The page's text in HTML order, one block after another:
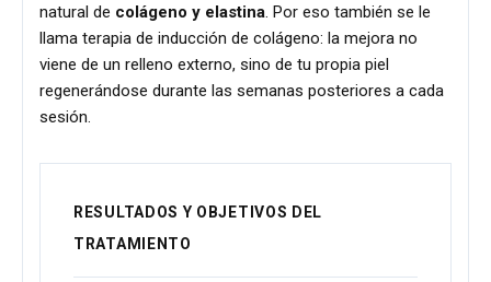
natural de colágeno y elastina. Por eso también se le
llama terapia de inducción de colágeno: la mejora no
viene de un relleno externo, sino de tu propia piel
regenerándose durante las semanas posteriores a cada
sesión.
RESULTADOS Y OBJETIVOS DEL
TRATAMIENTO